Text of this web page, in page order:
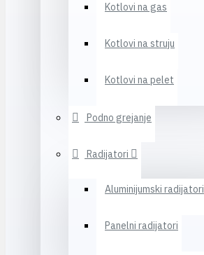
Kotlovi na gas
Kotlovi na struju
Kotlovi na pelet
Podno grejanje
Radijatori
Aluminijumski radijatori
Panelni radijatori